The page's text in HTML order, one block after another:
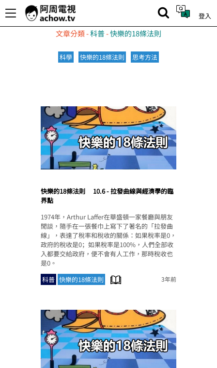
登入
文章分類 -科普-快樂的18條法則
科學 快樂的18條法則 思考方法
快樂的18條法則
10.6 - 拉發曲線與經濟學的臨
界點
1974年，Arthur Laffer在華盛頓一家餐廳與朋友
閒談，隨手在一張餐巾上寫下了著名的「拉發曲
線」，表達了稅率和稅收的關係：如果稅率是0，
政府的稅收是0；如果稅率是100%，人們全部收
入都要交給政府，便不會有人工作，那時稅收也
是0。
科普 快樂的18條法則 3年前